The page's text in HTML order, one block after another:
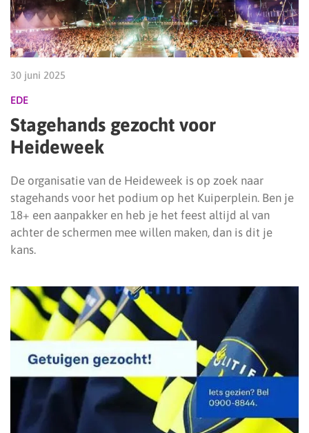
30 juni 2025
EDE
Stagehands gezocht voor
Heideweek
De organisatie van de Heideweek is op zoek naar
stagehands voor het podium op het Kuiperplein. Ben je
18+ een aanpakker en heb je het feest altijd al van
achter de schermen mee willen maken, dan is dit je
kans.